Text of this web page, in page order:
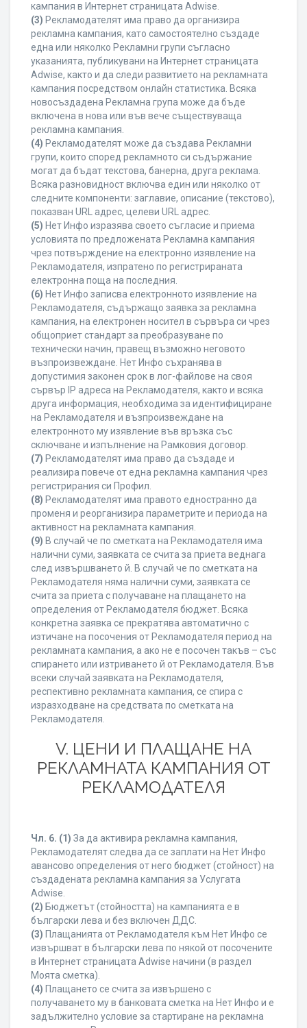
кампания в Интернет страницата Adwise.
(3) Рекламодателят има право да организира
рекламна кампания, като самостоятелно създаде
една или няколко Рекламни групи съгласно
указанията, публикувани на Интернет страницата
Adwise, както и да следи развитието на рекламната
кампания посредством онлайн статистика. Всяка
новосъздадена Рекламна група може да бъде
включена в нова или във вече съществуваща
рекламна кампания.
(4) Рекламодателят може да създава Рекламни
групи, които според рекламното си съдържание
могат да бъдат текстова, банерна, друга реклама.
Всяка разновидност включва един или няколко от
следните компоненти: заглавие, описание (текстово),
показван URL адрес, целеви URL адрес.
(5) Нет Инфо изразява своето съгласие и приема
условията по предложената Рекламна кампания
чрез потвърждение на електронно изявление на
Рекламодателя, изпратено по регистрираната
електронна поща на последния.
(6) Нет Инфо записва електронното изявление на
Рекламодателя, съдържащо заявка за рекламна
кампания, на електронен носител в сървъра си чрез
общоприет стандарт за преобразуване по
технически начин, правещ възможно неговото
възпроизвеждане. Нет Инфо съхранява в
допустимия законен срок в лог-файлове на своя
сървър IP адреса на Рекламодателя, както и всяка
друга информация, необходима за идентифициране
на Рекламодателя и възпроизвеждане на
електронното му изявление във връзка със
сключване и изпълнение на Рамковия договор.
(7) Рекламодателят има право да създаде и
реализира повече от една рекламна кампания чрез
регистрирания си Профил.
(8) Рекламодателят има правото едностранно да
променя и реорганизира параметрите и периода на
активност на рекламната кампания.
(9) В случай че по сметката на Рекламодателя има
налични суми, заявката се счита за приета веднага
след извършването й. В случай че по сметката на
Рекламодателя няма налични суми, заявката се
счита за приета с получаване на плащането на
определения от Рекламодателя бюджет. Всяка
конкретна заявка се прекратява автоматично с
изтичане на посочения от Рекламодателя период на
рекламната кампания, а ако не е посочен такъв – със
спирането или изтриването й от Рекламодателя. Във
всеки случай заявката на Рекламодателя,
респективно рекламната кампания, се спира с
изразходване на средствата по сметката на
Рекламодателя.
V. ЦЕНИ И ПЛАЩАНЕ НА
РЕКЛАМНАТА КАМПАНИЯ ОТ
РЕКЛАМОДАТЕЛЯ
Чл. 6. (1) За да активира рекламна кампания,
Рекламодателят следва да се заплати на Нет Инфо
авансово определения от него бюджет (стойност) на
създадената рекламна кампания за Услугата
Adwise.
(2) Бюджетът (стойността) на кампанията е в
български лева и без включен ДДС.
(3) Плащанията от Рекламодателя към Нет Инфо се
извършват в български лева по някой от посочените
в Интернет страницата Adwise начини (в раздел
Моята сметка).
(4) Плащането се счита за извършено с
получаването му в банковата сметка на Нет Инфо и е
задължително условие за стартиране на рекламна